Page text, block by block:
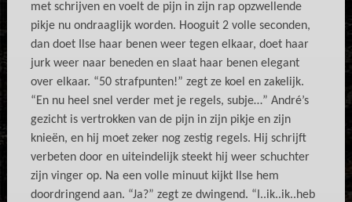
met schrijven en voelt de pijn in zijn rap opzwellende
pikje nu ondraaglijk worden. Hooguit 2 volle seconden,
dan doet Ilse haar benen weer tegen elkaar, doet haar
jurk weer naar beneden en slaat haar benen elegant
over elkaar. “50 strafpunten!” zegt ze koel en zakelijk.
“En nu heel snel verder met je regels, subje…” André’s
gezicht is vertrokken van de pijn in zijn pikje en zijn
knieën, en hij moet zeker nog zestig regels. Hij schrijft
verbeten door en uiteindelijk steekt hij weer schuchter
zijn vinger op. Na een volle minuut kijkt Ilse hem
doordringend aan. “Ja?” zegt ze dwingend. “I..ik..ik..heb